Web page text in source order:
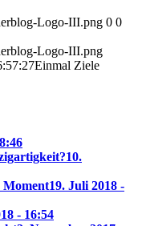
Logo-III.png 0 0
Logo-III.png
Einmal Ziele
10.
Moment19. Juli 2018 -
- 16:54